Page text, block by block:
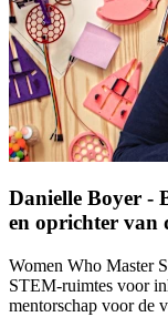
Danielle Boyer -
en oprichter van
Women Who Master
STEM-ruimtes voor
mentorschap voor de